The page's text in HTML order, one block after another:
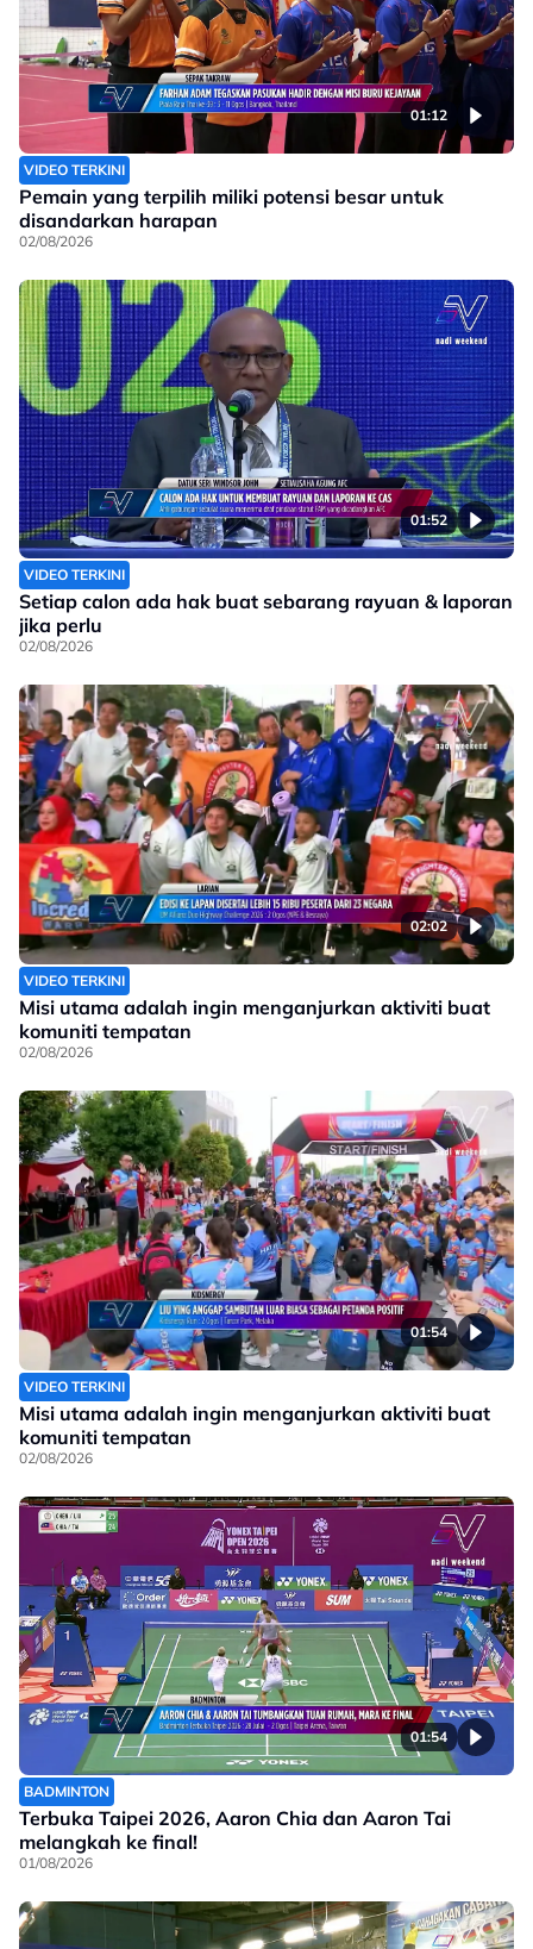
01:12
VIDEO TERKINI
Pemain yang terpilih miliki potensi besar untuk
disandarkan harapan
02/08/2026
01:52
VIDEO TERKINI
Setiap calon ada hak buat sebarang rayuan & laporan
jika perlu
02/08/2026
02:02
VIDEO TERKINI
Misi utama adalah ingin menganjurkan aktiviti buat
komuniti tempatan
02/08/2026
01:54
VIDEO TERKINI
Misi utama adalah ingin menganjurkan aktiviti buat
komuniti tempatan
02/08/2026
01:54
BADMINTON
Terbuka Taipei 2026, Aaron Chia dan Aaron Tai
melangkah ke final!
01/08/2026